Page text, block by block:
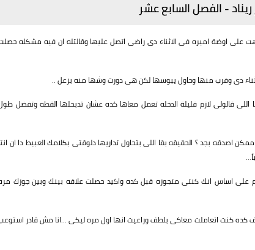
على اوضة اميره فى الاثناء دى راضى اتصل عليها وقالتله ان فيه مشكله
دى وقرب منها وحاول يبوسها لكن هى دورت وشها منه بزعل ..
قالولى لازم فليلة الدخله تعمل معاها كده عشان تدبحلها القطه وتفضل
اصدقه بجد ؟ الحقيقه بقا اللى بتحاول تداريها دلوقتى بكلامك العبيط دا ان
على اساس انك كنتى متجوزه قبل كده واكيد حصلت علاقه بينك وبين جوزك
كنت اتعاملت معاكى بلطف وراعيت انها اول مره ليكى ...انا مش قادر